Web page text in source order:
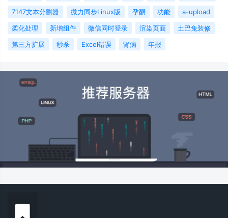
7147文本分割器
微力同步Linux版 孕酮 功能
a-upload
柔化处理
新增组件 微信同时登录 渲染页面
土巴兔装修
第三方扩展
秒杀 Excel错误 肾病 年报